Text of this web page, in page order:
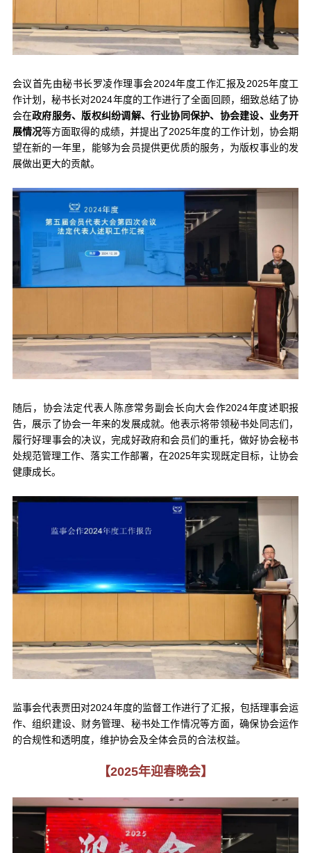
会议首先由秘书长罗凌作理事会2024年度工作汇报及2025年度工
作计划，秘书长对2024年度的工作进行了全面回顾，细致总结了协
会在政府服务、版权纠纷调解、行业协同保护、协会建设、业务开
展情况等方面取得的成绩，并提出了2025年度的工作计划，协会期
望在新的一年里，能够为会员提供更优质的服务，为版权事业的发
展做出更大的贡献。
随后，协会法定代表人陈彦常务副会长向大会作2024年度述职报
告，展示了协会一年来的发展成就。他表示将带领秘书处同志们，
履行好理事会的决议，完成好政府和会员们的重托，做好协会秘书
处规范管理工作、落实工作部署，在2025年实现既定目标，让协会
健康成长。
监事会代表贾田对2024年度的监督工作进行了汇报，包括理事会运
作、组织建设、财务管理、秘书处工作情况等方面，确保协会运作
的合规性和透明度，维护协会及全体会员的合法权益。
【2025年迎春晚会】